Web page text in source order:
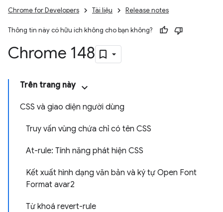
Chrome for Developers Tài liệu Release notes
Thông tin này có hữu ích không cho bạn không?
Chrome 148
Trên trang này
CSS và giao diện người dùng
Truy vấn vùng chứa chỉ có tên CSS
At-rule: Tính năng phát hiện CSS
Kết xuất hình dạng văn bản và ký tự Open Font
Format avar2
Từ khoá revert-rule